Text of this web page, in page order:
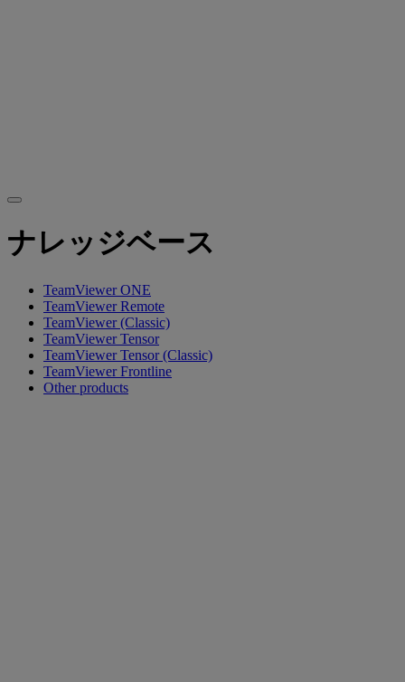
ナレッジベース
TeamViewer ONE
TeamViewer Remote
TeamViewer (Classic)
TeamViewer Tensor
TeamViewer Tensor (Classic)
TeamViewer Frontline
Other products